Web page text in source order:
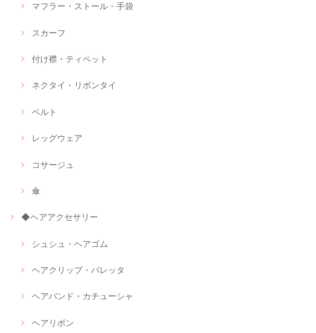
マフラー・ストール・手袋
スカーフ
付け襟・ティペット
ネクタイ・リボンタイ
ベルト
レッグウェア
コサージュ
傘
◆ヘアアクセサリー
シュシュ・ヘアゴム
ヘアクリップ・バレッタ
ヘアバンド・カチューシャ
ヘアリボン